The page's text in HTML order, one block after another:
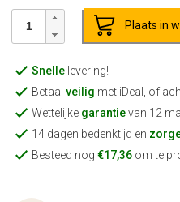
Plaats in
Snellelevering!
Betaal veilig met iDeal, of
Wettelijke garantievan 12
14 dagen bedenktijd en
Besteed nog €17,36om te